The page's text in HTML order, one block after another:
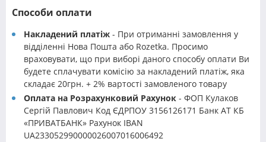
Способи оплати
Накладений платіж - При отриманні замовлення у
відділенні Нова Пошта або Rozetka. Просимо
враховувати, що при виборі даного способу оплати Ви
будете сплачувати комісію за накладений платіж, яка
складає 20грн. + 2% вартості замовленого товару
Оплата на Розрахунковий Рахунок - ФОП Кулаков
Сергій Павлович Код ЄДРПОУ 3156126171 Банк АТ КБ
«ПРИВАТБАНК» Рахунок IBAN
UA233052990000026007016006492